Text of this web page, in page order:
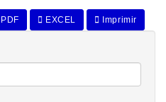
PDF EXCEL Imprimir